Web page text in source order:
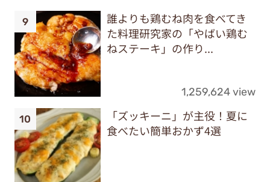
誰よりも鶏むね肉を食べてき
た料理研究家の「やばい鶏む
ねステーキ」の作り...
1,259,624 view
「ズッキーニ」が主役！夏に
食べたい簡単おかず4選